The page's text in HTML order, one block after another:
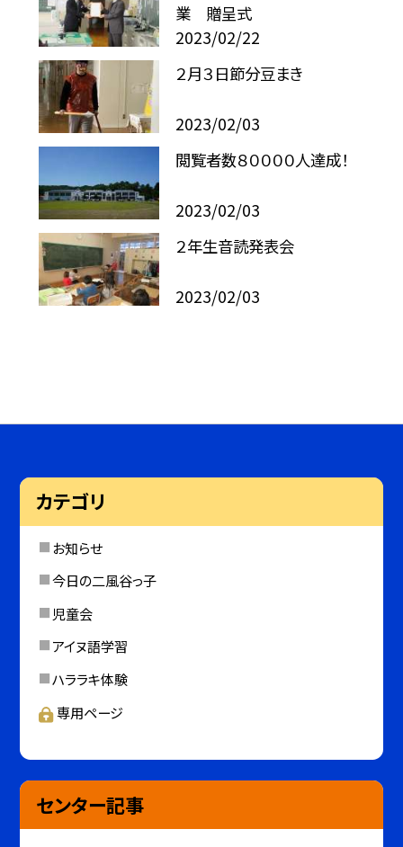
業 贈呈式
2023/02/22
２月３日節分豆まき
2023/02/03
閲覧者数８００００人達成！
2023/02/03
２年生音読発表会
2023/02/03
カテゴリ
お知らせ
今日の二風谷っ子
児童会
アイヌ語学習
ハララキ体験
専用ページ
センター記事